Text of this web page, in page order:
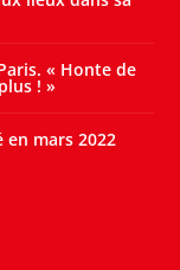
« Honte de
! »
mars 2022